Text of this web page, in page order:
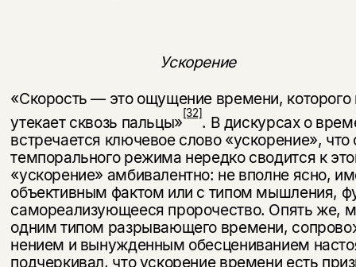
Ускорение
«Скорость — это ощущение времени, которого
утекает сквозь пальцы»[32]. В дискурсах о
встречается ключевое слово «ускорение», что
темпорального режима нередко сво­дится к
«ускорение» амбивалентно: не вполне ясно,
объективным фактом или с типом мышления,
самореализующееся пророчество. Опять же,
одним типом разрывающего времени,
нением и вынужденным обесцениванием
подчеркивал, что ускорение времени есть